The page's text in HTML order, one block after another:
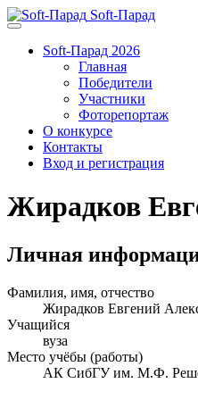
Soft-Парад
Soft-Парад 2026
Главная
Победители
Участники
Фоторепортаж
О конкурсе
Контакты
Вход и регистрация
Жирадков
Личная
Фамилия, имя, отчество
Жирадков Евгений
Учащийся
вуза
Место учёбы (работы)
АК СибГУ им. М.Ф.